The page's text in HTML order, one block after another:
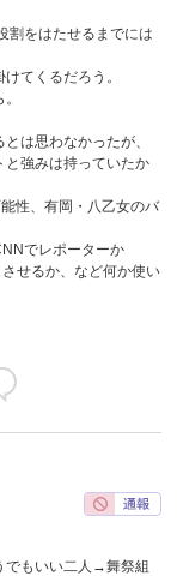
割をはたせるまでには
てくるだろう。
は思わなかったが、
と強みは持っていたか
性、有岡・八乙女のバ
でレポーターか
せるか、など何か使い
もいい二人→舞祭組